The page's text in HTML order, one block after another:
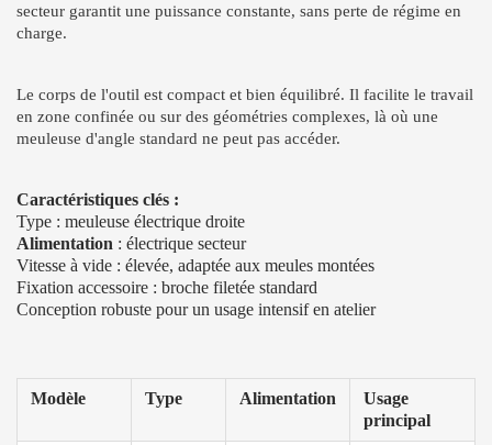
secteur garantit une puissance constante, sans perte de régime en
charge.
Le corps de l'outil est compact et bien équilibré. Il facilite le travail
en zone confinée ou sur des géométries complexes, là où une
meuleuse d'angle standard ne peut pas accéder.
Caractéristiques clés :
Type : meuleuse électrique droite
Alimentation : électrique secteur
Vitesse à vide : élevée, adaptée aux meules montées
Fixation accessoire : broche filetée standard
Conception robuste pour un usage intensif en atelier
Modèle Type Alimentation
Usage
principal